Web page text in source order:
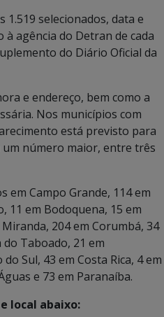
1.519 selecionados, data e
agência do Detran de cada
do Diário Oficial da
e endereço, bem como a
Nos municípios com
está previsto para
um número maior, entre três
em Campo Grande, 114 em
11 em Bodoquena, 15 em
204 em Corumbá, 34
Taboado, 21 em
Sul, 43 em Costa Rica, 4 em
e 73 em Paranaíba.
local abaixo: